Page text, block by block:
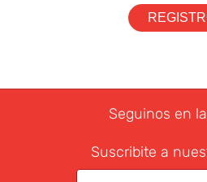
Seguinos en
Suscribite a